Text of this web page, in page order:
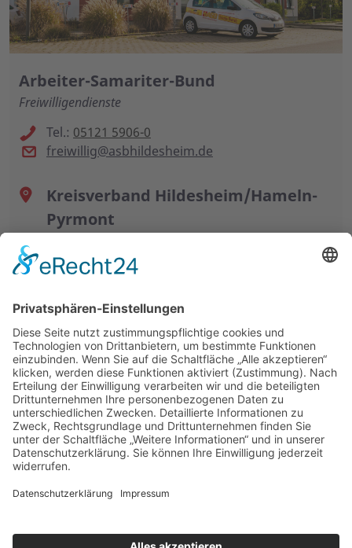
Arbeiter-Samariter-Bund
Freiwilligendienste
Tel.: 05121 5906-0
freiwillig@asbhildesheim.de
Kreisverband Hildesheim/Hameln-
Pyrmont
31135 Hildesheim
UNSERE ANGEBOTE
Impressum